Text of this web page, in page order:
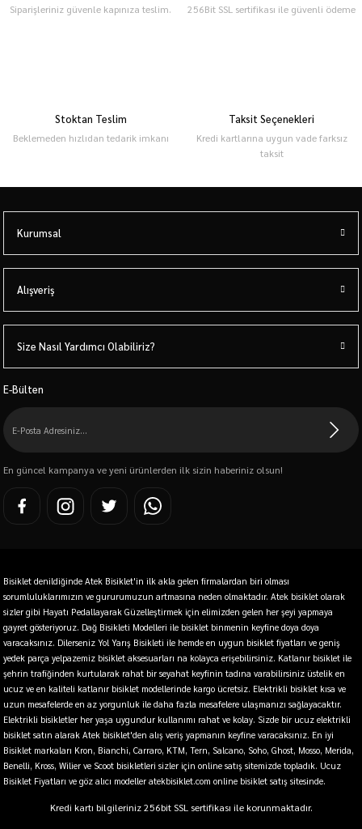
Siparişleriniz güvenle kapınıza teslim. 256Bit SSL sertifikası ile güvenli ödeme
Stoktan Teslim
Beklemeden hızlıdan tedarik imkanı
Taksit Seçenekleri
Kredi kartlarına uygun vade farksız
taksit
Kurumsal
Alışveriş
Size Nasıl Yardımcı Olabiliriz?
E-Bülten
En güncel kampanya ve yeni ürünlerden ilk sizin haberiniz olsun!
Bisiklet denildiğinde Atek Bisiklet'in ilk akla gelen firmalardan biri olması
sorumluluklarımızın ve gururumuzun artmasına neden olmaktadır. Atek bisiklet olarak
sizler gibi Hayatı Pedallayarak Güzelleştirmek için elimizden gelen her şeyi yapmaya
gayret gösteriyoruz. Dağ Bisikleti Modelleri ile bisiklet binmenin keyfine doya doya
varacaksınız. Dilerseniz Yol Yarış Bisikleti ile hemde en uygun bisiklet fiyatları ve geniş
yedek parça yelpazemiz bisiklet aksesuarları na kolayca erişebilirsiniz. Katlanır bisiklet ile
şehrin trafiğinden kurtularak rahat bir seyahat keyfinin tadına varabilirsiniz üstelik en
ucuz ve en kaliteli katlanır bisiklet modellerinde kargo ücretsiz. Elektrikli bisiklet kısa ve
uzun mesafelerde en az yorgunluk ile daha fazla mesafelere ulaşmanızı sağlayacaktır.
Elektrikli bisikletler her yaşa uygundur kullanımı rahat ve kolay. Sizde bir ucuz elektrikli
bisiklet satın alarak Atek bisiklet'den alış veriş yapmanın keyfine varacaksınız. En iyi
Bisiklet markaları Kron, Bianchi, Carraro, KTM, Tern, Salcano, Soho, Ghost, Mosso, Merida,
Benelli, Kross, Wilier ve Scoot bisikletleri sizler için online satış sitemizde topladık. Ucuz
Bisiklet Fiyatları ve göz alıcı modeller atekbisiklet.com online bisiklet satış sitesinde.
Kredi kartı bilgileriniz 256bit SSL sertifikası ile korunmaktadır.